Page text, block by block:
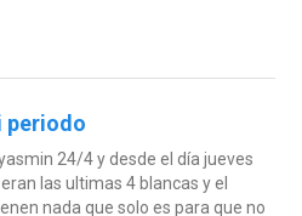
periodo
24/4 y desde el día jueves
las ultimas 4 blancas y el
nada que solo es para que no